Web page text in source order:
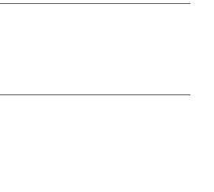
Basé sur 138 avis